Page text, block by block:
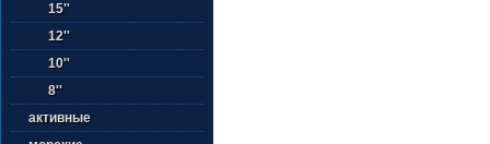
15''
12''
10''
8''
активные